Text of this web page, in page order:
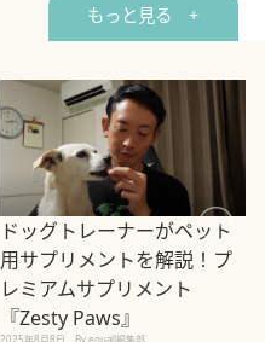
もっと見る +
ドッグトレーナーがペット
用サプリメントを解説！プ
レミアムサプリメント
『Zesty Paws』
2025年8月8日 By equall編集部